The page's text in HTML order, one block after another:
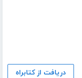
دریافت از کتابراه